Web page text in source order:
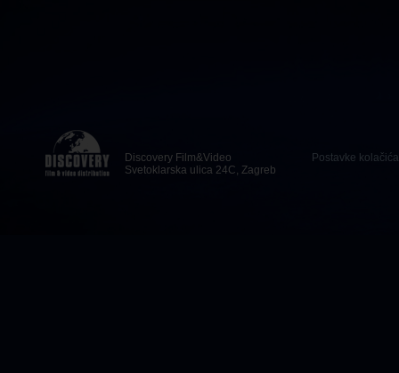
Discovery Film&Video
Svetoklarska ulica 24C, Zagreb
Postavke kolačića